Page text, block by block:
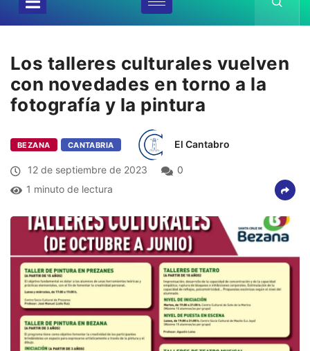
Los talleres culturales vuelven
con novedades en torno a la
fotografía y la pintura
BEZANA CANTABRIA El Cantabro
12 de septiembre de 2023
0
1 minuto de lectura